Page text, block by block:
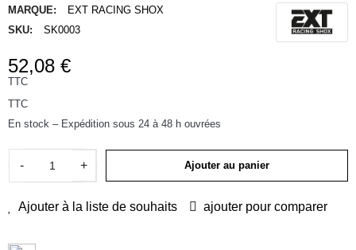
MARQUE:
EXT RACING SHOX
SKU:
SK0003
52,08 €
TTC
TTC
En stock – Expédition sous 24 à 48 h ouvrées
- + Ajouter au panier
Ajouter à la liste de souhaits ajouter pour comparer